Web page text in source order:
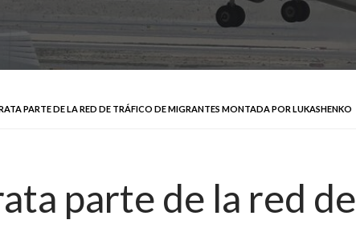
PARTE DE LA RED DE TRÁFICO DE MIGRANTES MONTADA POR LUKASHENKO
parte de la red de